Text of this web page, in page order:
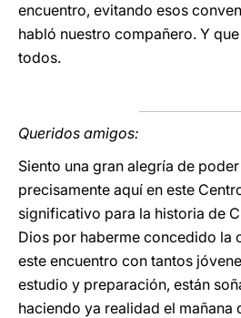
encuentro, evitando esos
habló nuestro compañero. Y
todos.
Queridos amigos:
Siento una gran alegría de
precisamente aquí en este
significativo para la historia de
Dios por haberme concedido la
este encuentro con tantos
estudio y preparación, están
haciendo ya realidad el mañana